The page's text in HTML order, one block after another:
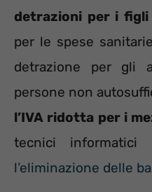
detrazioni per i figli
per le spese
detrazione per gli
persone non
l’IVA ridotta per i
tecnici
l’eliminazione delle